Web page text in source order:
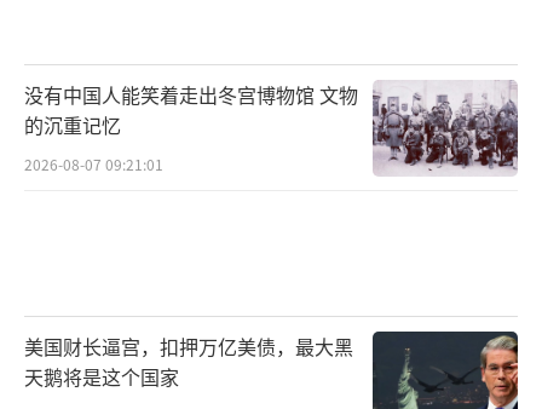
没有中国人能笑着走出冬宫博物馆 文物
的沉重记忆
2026-08-07 09:21:01
美国财长逼宫，扣押万亿美债，最大黑
天鹅将是这个国家